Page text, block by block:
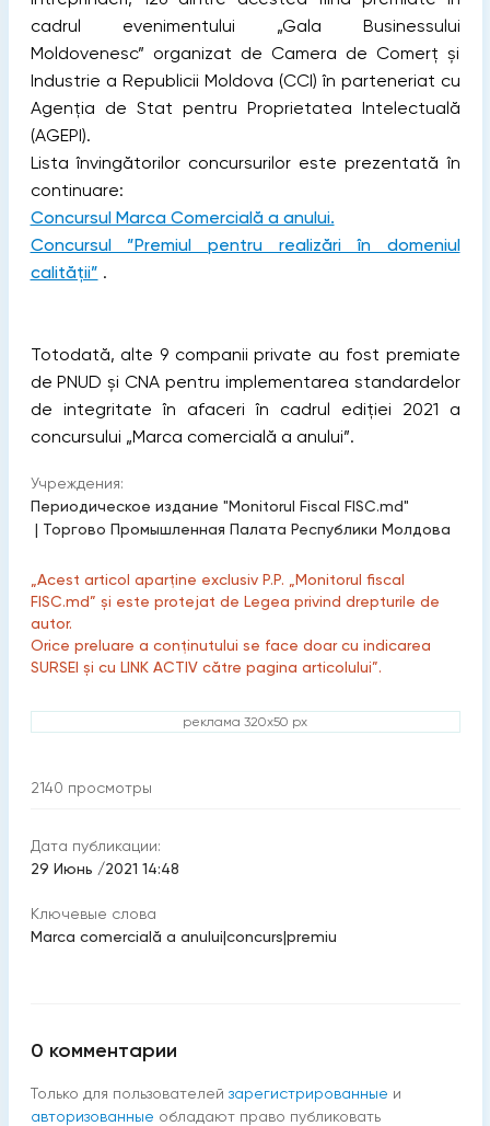
cadrul evenimentului „Gala Businessului
Moldovenesc” organizat de Camera de Comerț și
Industrie a Republicii Moldova (CCI) în parteneriat cu
Agenția de Stat pentru Proprietatea Intelectuală
(AGEPI).
Lista învingătorilor concursurilor este prezentată în
continuare:
Concursul Marca Comercială a anului.
Concursul ”Premiul pentru realizări în domeniul
calității” .
Totodată, alte 9 companii private au fost premiate
de PNUD și CNA pentru implementarea standardelor
de integritate în afaceri în cadrul ediției 2021 a
concursului „Marca comercială a anului”.
Учреждения:
Периодическое издание "Monitorul Fiscal FISC.md"
| Торгово Промышленная Палата Республики Молдова
„Acest articol aparține exclusiv P.P. „Monitorul fiscal
FISC.md” și este protejat de Legea privind drepturile de
autor.
Orice preluare a conținutului se face doar cu indicarea
SURSEI și cu LINK ACTIV către pagina articolului”.
реклама 320x50 px
2140 просмотры
Дата публикации:
29 Июнь /2021 14:48
Ключевые слова
Marca comercială a anului|concurs|premiu
0 комментарии
Только для пользователей зарегистрированные и
авторизованные обладают право публиковать